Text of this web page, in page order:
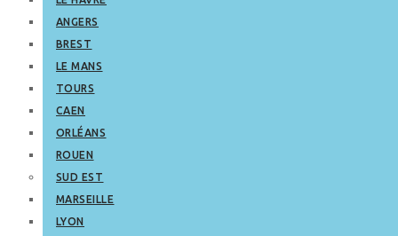
ANGERS
BREST
LE MANS
TOURS
CAEN
ORLÉANS
ROUEN
SUD EST
MARSEILLE
LYON